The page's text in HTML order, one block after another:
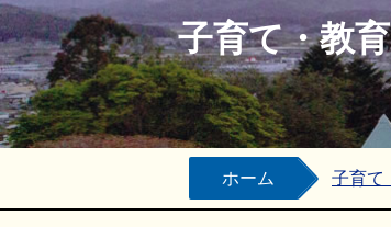
子育て・教
ホーム 子育て